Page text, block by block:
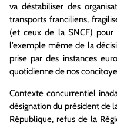
va déstabiliser des
transports franciliens,
(et ceux de la SNCF) pour
l’exemple même de la
prise par des instances
quotidienne de nos
Contexte concurrentiel
désignation du président de
République, refus de la